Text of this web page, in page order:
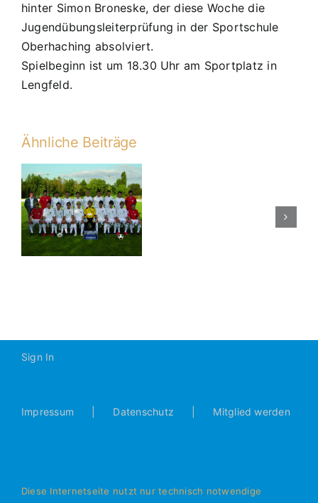
hinter Simon Broneske, der diese Woche die
Jugendübungsleiterprüfung in der Sportschule
Oberhaching absolviert.
Spielbeginn ist um 18.30 Uhr am Sportplatz in
Lengfeld.
Ähnliche Beiträge
Sign In
Impressum Datenschutz Mitglied werden
Diese Internetseite nutzt nur technisch notwendige